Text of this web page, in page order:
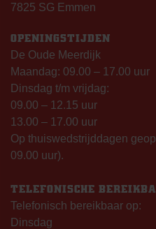
7825 SG Emmen
OPENINGSTIJDEN
De Oude Meerdijk
Maandag: 09.00 – 17.00 uur
Dinsdag t/m vrijdag:
09.00 – 12.15 uur
13.00 – 17.00 uur
Op thuiswedstrijddagen
09.00 uur).
TELEFONISCHE
Telefonisch bereikbaar op:
Dinsdag